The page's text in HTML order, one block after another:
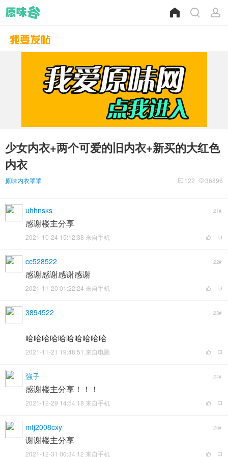
少女内衣+两个可爱的旧内衣+新买的大红色
内衣
原味内衣罩罩 36896
122
uhhnsks 21#
感谢楼主分享
2021-10-24 15:12:38 来自手机
cc528522 22#
感谢感谢感谢感谢
2021-11-20 01:22:24 来自手机
3894522 23#
哈哈哈哈哈哈哈哈哈哈
2021-11-21 19:48:51 来自电脑
強子 24#
感谢楼主分享！！！
2021-12-29 14:54:18 来自手机
mtj2008cxy 25#
谢谢楼主分享
2021-12-31 00:34:12 来自手机